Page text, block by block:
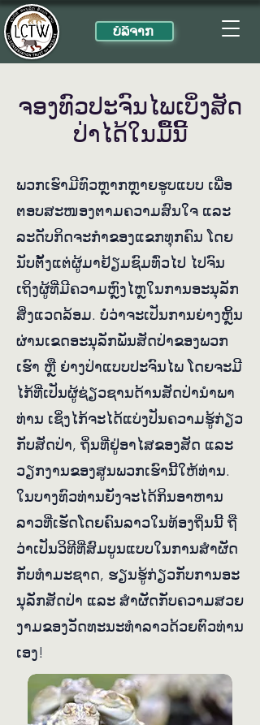
ບໍ​ລິ​ຈາກ
ຈອງ​ທົວ​ປະ​ຈົນ​ໄພເບິ່ງ​ສັດ​
ປ່າ​ໄດ້​ໃນ​ມື້ນີ້
ພວກ​ເຮົາ​ມີ​ທົວ​​ຫຼາກ​ຫຼາຍ​ຮູບ​ແບບ ເພື່ອ​
ຕອບ​ສະ​ໜອງ​ຕາມ​ຄວາມ​ສົນ​ໃຈ ແລະ
ລະ​ດັບ​ກິດ​ຈະ​ກຳ​ຂອງ​ແຂກ​ທຸກ​ຄົນ ໂດຍ​
ນັບ​ຕັ້ງ​ແຕ່​ຜູ້​ມາ​ຢ້ຽມ​ຊົມ​ທົ່ວ​ໄປ ໄປ​ຈົນ​
ເຖິງ​ຜູ້​ທີ່​ມີ​ຄວາມ​ຫຼົງ​ໄຫຼ​ໃນ​ການ​ອະ​ນຸ​ລັກ​
ສິ່ງ​ແວດ​ລ້ອມ. ບໍ່​ວ່າ​ຈະ​ເປັນ​ການ​ຍ່າງ​ຫຼິ້ນ​
ຜ່ານ​ເຂດ​ອະ​ນຸ​ລັກ​ພັນ​ສັດ​ປ່າ​ຂອງ​ພວກ​
ເຮົາ ຫຼື ຍ່າງ​ປ່າ​ແບບ​ປະ​ຈົນ​ໄພ ໂດຍ​ຈະ​ມີ​
ໄກ້​ທີ່​ເປັນ​ຜູ້​ຊ່ຽວ​ຊານ​ດ້ານ​ສັດ​ປ່າ​ນຳ​ພາ​
ທ່ານ ເຊິ່ງ​ໄກ້​ຈະ​ໄດ້​ແບ່ງ​ປັນ​ຄວາມ​ຮູ້​ກ່ຽວ​
ກັບ​ສັດ​ປ່າ, ຖິ່ນ​ທີ່​ຢູ່​ອາ​ໄສ​ຂອງ​ສັດ ແລະ
ວຽກ​ງານ​ຂອງ​ສູນພວກ​ເຮົາ​ນີ້​ໃຫ້​ທ່ານ.
ໃນ​ບາງ​ທົວ​ທ່ານ​ຍັງ​ຈະ​ໄດ້​ກິນ​ອາ​ຫານ​
ລາວ​ທີ່​ເຮັດ​ໂດຍ​ຄົນ​ລາວ​ໃນ​ທ້ອງ​ຖິ່ນນີ້ ຖື​
ວ່າ​ເປັນ​ວິ​ທີ​ທີ່​ສົມ​ບູນ​ແບບ​ໃນ​ການ​ສຳ​ຜັດ​
ກັບ​ທຳ​ມະ​ຊາດ, ຮຽນ​ຮູ້​ກ່ຽວ​ກັບ​ການ​ອະ​
ນຸ​ລັກ​ສັດ​ປ່າ ແລະ ສຳ​ຜັດ​ກັບ​ຄວາມ​ສວຍ​
ງາມ​ຂອງວັດ​ທະ​ນະ​ທຳ​ລາວ​ດ້ວຍ​ຕົວ​ທ່ານ​
ເອງ!